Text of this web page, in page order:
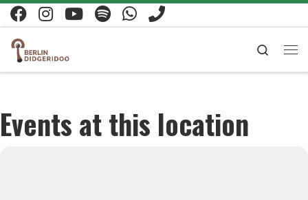
Zum Inhalt springen
Search
Events at this location